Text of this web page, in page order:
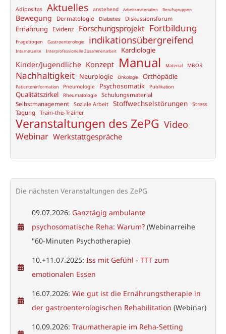
Adipositas Aktuelles anstehend Arbeitsmaterialien Berufsgruppen
Bewegung Dermatologie Diabetes Diskussionsforum
Ernährung Evidenz Forschungsprojekt Fortbildung
Fragebogen Gastroenterologie indikationsübergreifend
Internetseite Interprofessionelle Zusammenarbeit Kardiologie
Kinder/Jugendliche Konzept Manual Material MBOR
Nachhaltigkeit Neurologie Onkologie Orthopädie
Patienteninformation Pneumologie Psychosomatik Publikation
Qualitätszirkel Rheumatologie
Schulungsmaterial
Selbstmanagement
Soziale Arbeit Stoffwechselstörungen Stress
Tagung Train-the-Trainer
Veranstaltungen des ZePG Video
Webinar Werkstattgespräche
Die nächsten Veranstaltungen des ZePG
09.07.2026: Ganztägig ambulante
psychosomatische Reha: Warum? (Webinarreihe
"60-Minuten Psychotherapie)
10.+11.07.2025: Iss mit Gefühl - TTT zum
emotionalen Essen
16.07.2026: Wie gut ist die Ernährungstherapie in
der gastroenterologischen Rehabilitation (Webinar)
10.09.2026: Traumatherapie im Reha-Setting